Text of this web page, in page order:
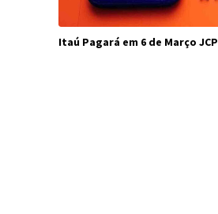
Itaú Pagará em 6 de Março JCP